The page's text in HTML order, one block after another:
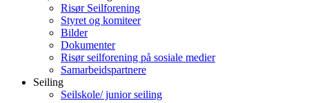
Risør Seilforening
Styret og komiteer
Bilder
Dokumenter
Risør seilforening på sosiale medier
Samarbeidspartnere
Seiling
Seilskole/ junior seiling